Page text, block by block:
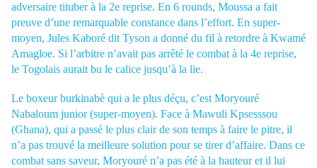
adversaire tituber à la 2e reprise. En 6 rounds, Moussa a fait
preuve d’une remarquable constance dans l’effort. En super-
moyen, Jules Kaboré dit Tyson a donné du fil à retordre à Kwamé
Amagloe. Si l’arbitre n’avait pas arrêté le combat à la 4e reprise,
le Togolais aurait bu le calice jusqu’à la lie.
Le boxeur burkinabè qui a le plus déçu, c’est Moryouré
Nabaloum junior (super-moyen). Face à Mawuli Kpsesssou
(Ghana), qui a passé le plus clair de son temps à faire le pitre, il
n’a pas trouvé la meilleure solution pour se tirer d’affaire. Dans ce
combat sans saveur, Moryouré n’a pas été à la hauteur et il lui